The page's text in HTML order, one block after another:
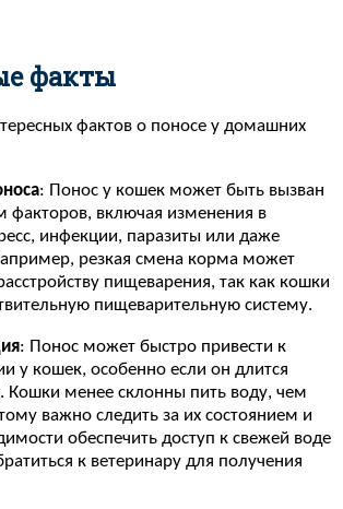
факты
фактов о поносе у домашних
: Понос у кошек может быть вызван
факторов, включая изменения в
инфекции, паразиты или даже
резкая смена корма может
пищеварения, так как кошки
пищеварительную систему.
: Понос может быстро привести к
у кошек, особенно если он длится
Кошки менее склонны пить воду, чем
важно следить за их состоянием и
обеспечить доступ к свежей воде
к ветеринару для получения